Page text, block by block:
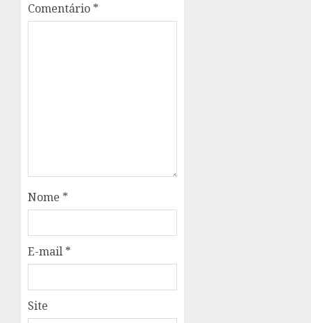
Comentário *
Nome *
E-mail *
Site